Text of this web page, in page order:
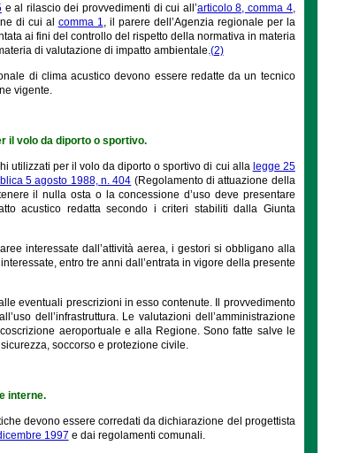
e al rilascio dei provvedimenti di cui all’articolo 8, comma 4,
di cui al comma 1, il parere dell’Agenzia regionale per la
ai fini del controllo del rispetto della normativa in materia
di valutazione di impatto ambientale.(2)
di clima acustico devono essere redatte da un tecnico
vigente.
il volo da diporto o sportivo.
utilizzati per il volo da diporto o sportivo di cui alla legge 25
5 agosto 1988, n. 404 (Regolamento di attuazione della
il nulla osta o la concessione d’uso deve presentare
acustico redatta secondo i criteri stabiliti dalla Giunta
interessate dall’attività aerea, i gestori si obbligano alla
entro tre anni dall’entrata in vigore della presente
eventuali prescrizioni in esso contenute. Il provvedimento
dell’infrastruttura. Le valutazioni dell’amministrazione
aeroportuale e alla Regione. Sono fatte salve le
soccorso e protezione civile.
interne.
devono essere corredati da dichiarazione del progettista
1997 e dai regolamenti comunali.